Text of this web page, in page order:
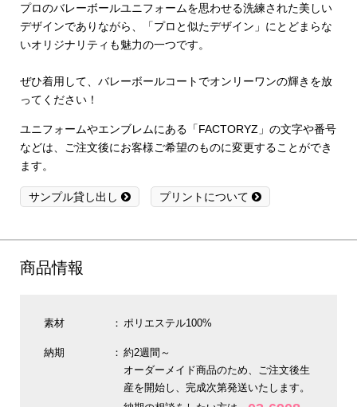
プロのバレーボールユニフォームを思わせる洗練された美しい
デザインでありながら、「プロと似たデザイン」にとどまらな
いオリジナリティも魅力の一つです。
ぜひ着用して、バレーボールコートでオンリーワンの輝きを放
ってください！
ユニフォームやエンブレムにある「FACTORYZ」の文字や番号
などは、ご注文後にお客様ご希望のものに変更することができ
ます。
サンプル貸し出し プリントについて
商品情報
素材 ポリエステル100%
納期
約2週間～
オーダーメイド商品のため、ご注文後生
産を開始し、完成次第発送いたします。